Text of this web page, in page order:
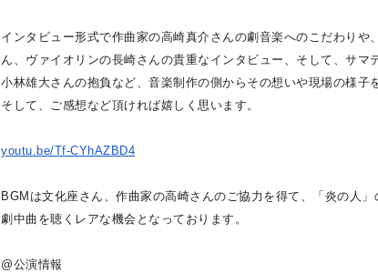
インタビュー形式で作曲家の高崎真介さんの劇音楽へのこだわりや
ん、ヴァイオリンの長崎さんの貴重なインタビュー、そして、サマ
小林雄大さんの抱負など、音楽制作の側からその想いや現場の様子
そして、ご感想など頂ければ嬉しく思います。
youtu.be/Tf-CYhAZBD4
BGMは文化座さん、作曲家の高崎さんのご協力を得て、「炎の人
劇中曲を聴くレアな機会となっております。
@公演情報